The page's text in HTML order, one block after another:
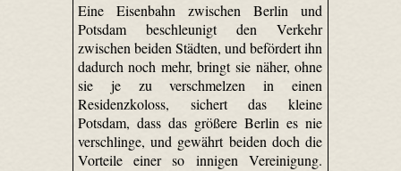
Eine Eisenbahn zwischen Berlin und
Potsdam beschleunigt den Verkehr
zwischen beiden Städten, und befördert ihn
dadurch noch mehr, bringt sie näher, ohne
sie je zu verschmelzen in einen
Residenzkoloss, sichert das kleine
Potsdam, dass das größere Berlin es nie
verschlinge, und gewährt beiden doch die
Vorteile einer so innigen Vereinigung.